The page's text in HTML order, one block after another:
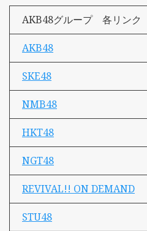
AKB48グループ 各リンク
AKB48
SKE48
NMB48
HKT48
NGT48
REVIVAL!! ON DEMAND
STU48